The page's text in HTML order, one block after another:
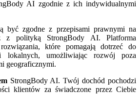
AI zgodnie z ich indywidualnymi
być zgodne z przepisami prawnymi na
z polityką StrongBody AI. Platforma
które pomagają dotrzeć do
lokalnych, umożliwiając rozwój poza
geograficznymi.
StrongBody AI. Twój dochód pochodzi
klientów za świadczone przez Ciebie